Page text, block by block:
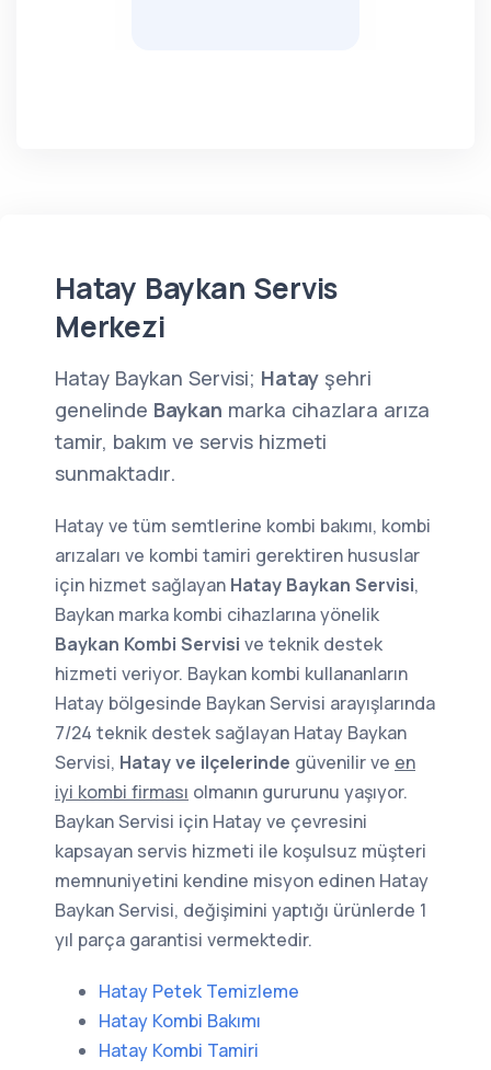
Hatay Baykan Servis
Merkezi
Hatay Baykan Servisi; Hatay şehri
genelinde Baykan marka cihazlara arıza
tamir, bakım ve servis hizmeti
sunmaktadır.
Hatay ve tüm semtlerine kombi bakımı, kombi
arızaları ve kombi tamiri gerektiren hususlar
için hizmet sağlayan Hatay Baykan Servisi,
Baykan marka kombi cihazlarına yönelik
Baykan Kombi Servisi ve teknik destek
hizmeti veriyor. Baykan kombi kullananların
Hatay bölgesinde Baykan Servisi arayışlarında
7/24 teknik destek sağlayan Hatay Baykan
Servisi, Hatay ve ilçelerinde güvenilir ve en
iyi kombi firması olmanın gururunu yaşıyor.
Baykan Servisi için Hatay ve çevresini
kapsayan servis hizmeti ile koşulsuz müşteri
memnuniyetini kendine misyon edinen Hatay
Baykan Servisi, değişimini yaptığı ürünlerde 1
yıl parça garantisi vermektedir.
Hatay Petek Temizleme
Hatay Kombi Bakımı
Hatay Kombi Tamiri